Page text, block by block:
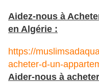
Aidez-nous à
en Algérie :
https://
acheter-d-un-
Aider-nous à